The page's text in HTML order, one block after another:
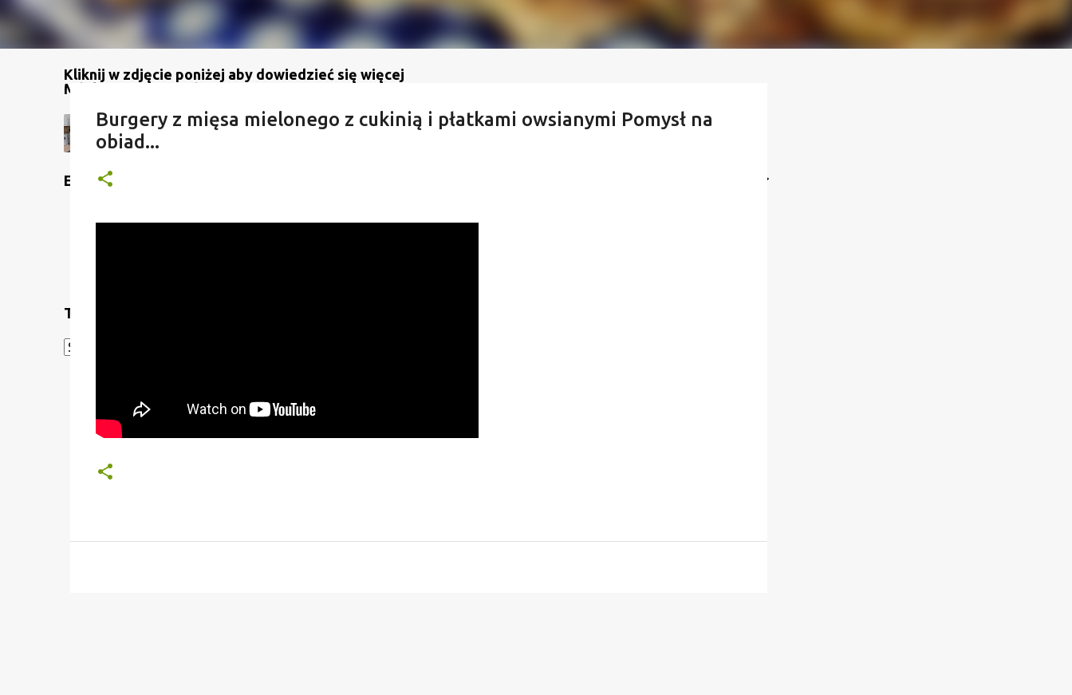
Kliknij w zdjęcie poniżej aby dowiedzieć się więcej
Mój kanał na YouTube
Etykiety
Translate
Burgery z mięsa mielonego z cukinią i płatkami owsianymi Pomysł na
obiad...